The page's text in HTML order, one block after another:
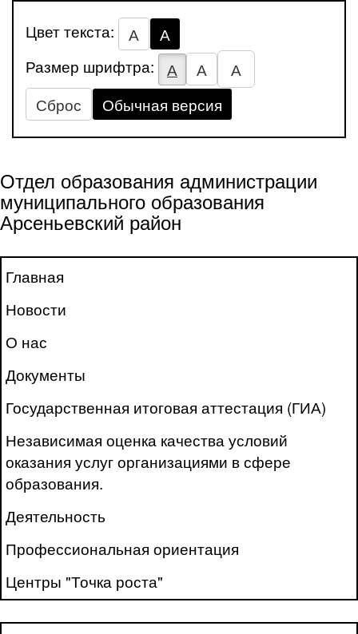
Цвет текста: А
А
Размер шрифтра:
А А
А
Сброс
Обычная версия
Отдел образования администрации
муниципального образования
Арсеньевский район
Главная
Новости
О нас
Документы
Государственная итоговая аттестация (ГИА)
Независимая оценка качества условий
оказания услуг организациями в сфере
образования.
Деятельность
Профессиональная ориентация
Центры "Точка роста"